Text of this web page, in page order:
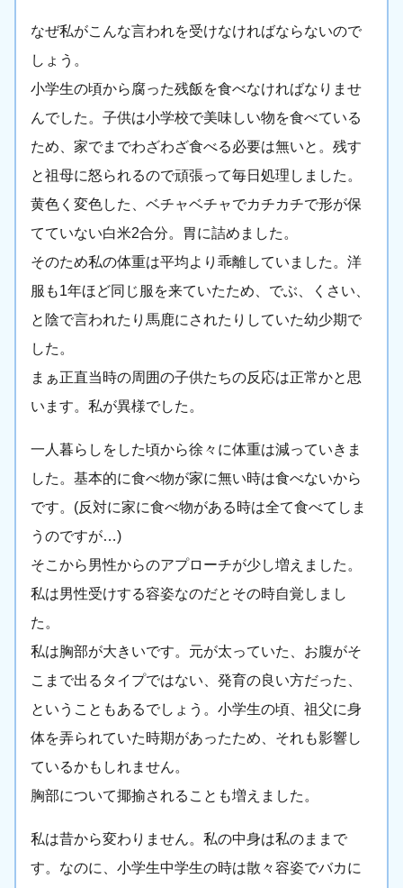
なぜ私がこんな言われを受けなければならないので
しょう。
小学生の頃から腐った残飯を食べなければなりませ
んでした。子供は小学校で美味しい物を食べている
ため、家でまでわざわざ食べる必要は無いと。残す
と祖母に怒られるので頑張って毎日処理しました。
黄色く変色した、ベチャベチャでカチカチで形が保
てていない白米2合分。胃に詰めました。
そのため私の体重は平均より乖離していました。洋
服も1年ほど同じ服を来ていたため、でぶ、くさい、
と陰で言われたり馬鹿にされたりしていた幼少期で
した。
まぁ正直当時の周囲の子供たちの反応は正常かと思
います。私が異様でした。
一人暮らしをした頃から徐々に体重は減っていきま
した。基本的に食べ物が家に無い時は食べないから
です。(反対に家に食べ物がある時は全て食べてしま
うのですが…)
そこから男性からのアプローチが少し増えました。
私は男性受けする容姿なのだとその時自覚しまし
た。
私は胸部が大きいです。元が太っていた、お腹がそ
こまで出るタイプではない、発育の良い方だった、
ということもあるでしょう。小学生の頃、祖父に身
体を弄られていた時期があったため、それも影響し
ているかもしれません。
胸部について揶揄されることも増えました。
私は昔から変わりません。私の中身は私のままで
す。なのに、小学生中学生の時は散々容姿でバカに